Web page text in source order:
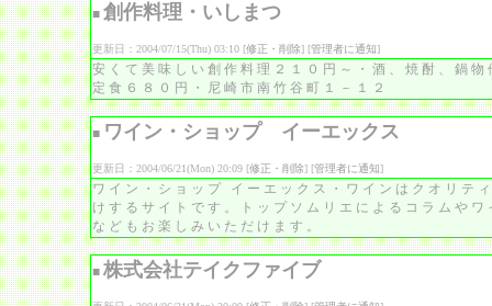
■ 創作料理・いしまつ
更新日：2004/07/15(Thu) 03:10 [修正・削除] [管理者に通知]
安くて美味しい創作料理２１０円～・酒、焼酎、鍋
定食６８０円・尼崎市南竹谷町１－１２
■ ワイン・ショップ イーエックス
更新日：2004/06/21(Mon) 20:09 [修正・削除] [管理者に通知]
ワイン・ショップ イーエックス・ワインはクオリテ
けするサイトです。トップソムリエによるコラムや
などもお楽しみいただけます。
■ 株式会社テイクファイブ